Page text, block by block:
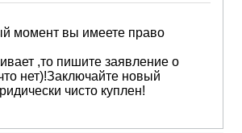
момент вы имеете право
,то пишите заявление о
нет)!Заключайте новый
чисто куплен!